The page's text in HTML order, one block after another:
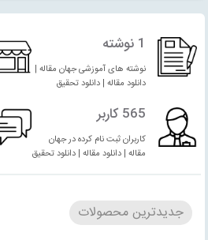
1 نوشته
نوشته های آموزشی جهان مقاله |
دانلود مقاله | دانلود تحقیق
565 کاربر
کاربران ثبت نام کرده در جهان
مقاله | دانلود مقاله | دانلود تحقیق
جدیدترین محصولات